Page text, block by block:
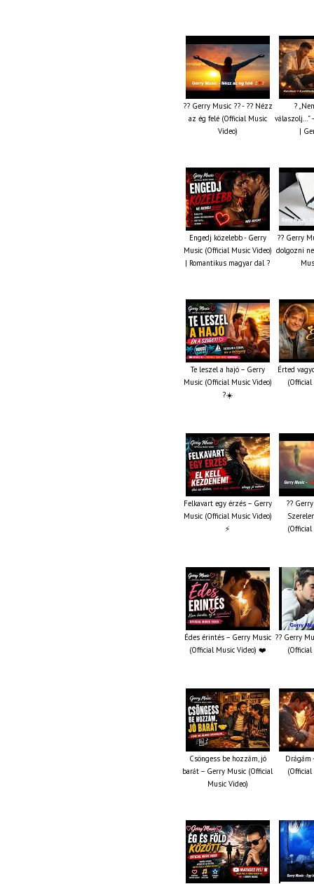
?? Gerry Music ?? - ?? Nézz
az ég felé (Official Music
Video)
?
válaszolj…”
|
Engedj közelebb - Gerry
Music (Official Music Video)
| Romantikus magyar dal ?
?? Gerry
dolgozni
Te leszel a hajó – Gerry
Music (Official Music Video)
?☀️
Érted
(Official
Felkavart egy érzés – Gerry
Music (Official Music Video)
⚡
??
(Official
Édes érintés – Gerry Music
(Official Music Video) ❤️
?? Gerry
(Official
Csöngess be hozzám, jó
barát – Gerry Music (Official
Music Video)
Drágám
(Official